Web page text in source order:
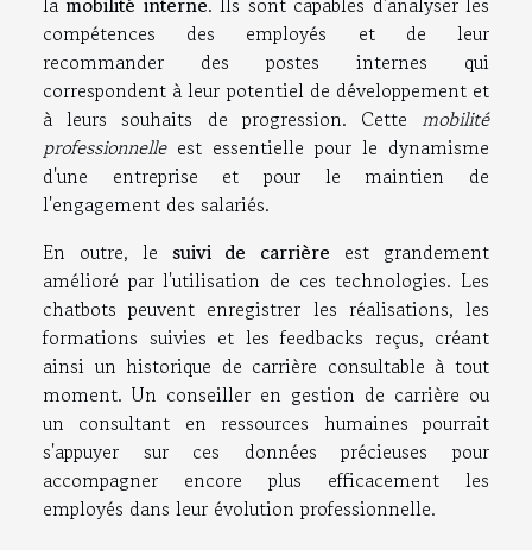
compétences des employés et de leur
recommander des postes internes qui
correspondent à leur potentiel de développement et
à leurs souhaits de progression. Cette mobilité
professionnelleest essentielle pour le dynamisme
d'une entreprise et pour le maintien de
l'engagement des salariés.
En outre, le suivi de carrière est grandement
amélioré par l'utilisation de ces technologies. Les
chatbots peuvent enregistrer les réalisations, les
formations suivies et les feedbacks reçus, créant
ainsi un historique de carrière consultable à tout
moment. Un conseiller en gestion de carrière ou
un consultant en ressources humaines pourrait
s'appuyer sur ces données précieuses pour
accompagner encore plus efficacement les
employés dans leur évolution professionnelle.